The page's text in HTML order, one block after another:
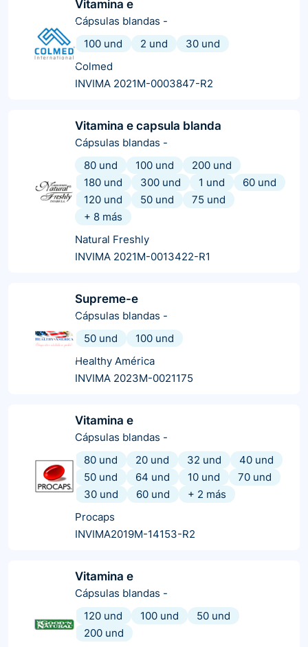
Vitamina e
Cápsulas blandas -
100 und
2 und
30 und
Colmed
INVIMA 2021M-0003847-R2
Vitamina e capsula blanda
Cápsulas blandas -
80 und
100 und
200 und
180 und
300 und 1 und
60 und
120 und
50 und
75 und
+ 8 más
Natural Freshly
INVIMA 2021M-0013422-R1
Supreme-e
Cápsulas blandas -
50 und
100 und
Healthy América
INVIMA 2023M-0021175
Vitamina e
Cápsulas blandas -
80 und
20 und 32 und
40 und
50 und
64 und 10 und
70 und
30 und
60 und + 2 más
Procaps
INVIMA2019M-14153-R2
Vitamina e
Cápsulas blandas -
120 und
100 und
50 und
200 und